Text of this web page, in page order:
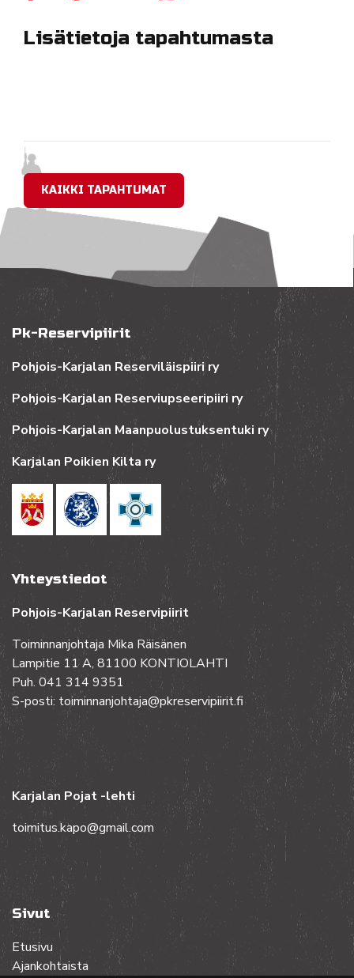
Lisätietoja tapahtumasta
KAIKKI TAPAHTUMAT
Pk-Reservipiirit
Pohjois-Karjalan Reserviläispiiri ry
Pohjois-Karjalan Reserviupseeripiiri ry
Pohjois-Karjalan Maanpuolustuksentuki ry
Karjalan Poikien Kilta ry
Yhteystiedot
Pohjois-Karjalan Reservipiirit
Toiminnanjohtaja Mika Räisänen
Lampitie 11 A, 81100 KONTIOLAHTI
Puh. 041 314 9351
S-posti: toiminnanjohtaja@pkreservipiirit.fi
Karjalan Pojat -lehti
toimitus.kapo@gmail.com
Sivut
Etusivu
Ajankohtaista